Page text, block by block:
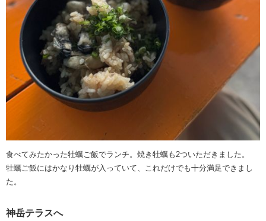
食べてみたかった牡蠣ご飯でランチ。焼き牡蠣も2ついただきました。
牡蠣ご飯にはかなり牡蠣が入っていて、これだけでも十分満足できまし
た。
神岳テラスへ